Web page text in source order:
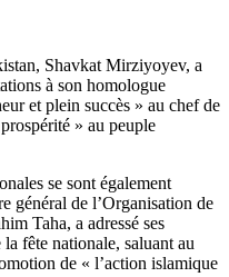
Shavkat Mirziyoyev, a
à son homologue
et plein succès » au chef de
» au peuple
se sont également
général de l’Organisation de
Taha, a adressé ses
fête nationale, saluant au
de « l’action islamique